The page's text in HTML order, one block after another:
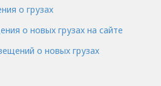
о грузах
о новых грузах на сайте
о новых грузах